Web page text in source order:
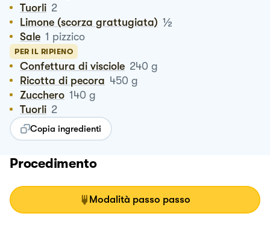
Tuorli 2
Limone (scorza grattugiata) ½
Sale 1 pizzico
PER IL RIPIENO
Confettura di visciole 240 g
Ricotta di pecora 450 g
Zucchero 140 g
Tuorli 2
Copia ingredienti
Procedimento
Modalità passo passo